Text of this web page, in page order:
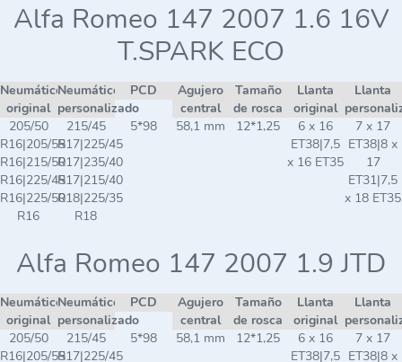
Alfa Romeo 147 2007 1.6 16V
T.SPARK ECO
Neumático
original
Neumático
personalizado
PCD
Agujero
central
Tamaño
de rosca
Llanta
original
Llanta
205/50
R16|205/55
R16|215/50
R16|225/45
R16|225/50
R16
215/45
R17|225/45
R17|235/40
R17|215/40
R18|225/35
R18
5*98 58,1 mm 12*1,25
6 x 16
ET38|7,5
x 16 ET35
7 x 17
ET38|8 x
17
ET31|7,5
x 18 ET35
Alfa Romeo 147 2007 1.9 JTD
Neumático
original
Neumático
personalizado
PCD
Agujero
central
Tamaño
de rosca
Llanta
original
Llanta
205/50
R16|205/55
215/45
R17|225/45
5*98 58,1 mm 12*1,25
6 x 16
ET38|7,5
7 x 17
ET38|8 x